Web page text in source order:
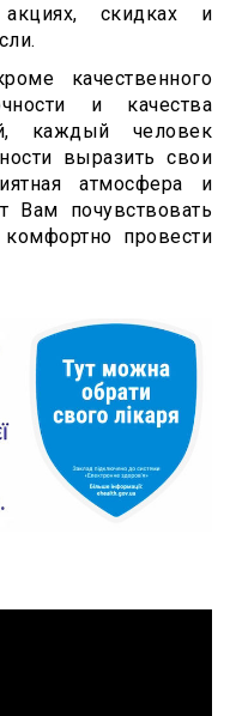
акциях, скидках и
качественного
и качества
каждый человек
выразить свои
атмосфера и
Вам почувствовать
провести